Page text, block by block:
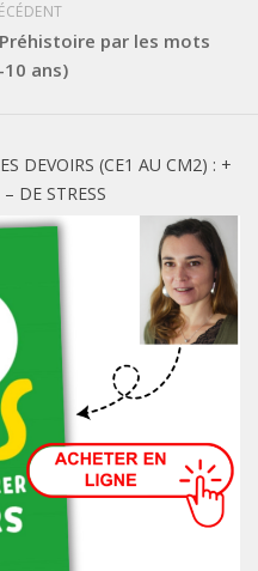
par les mots
ans)
DEVOIRS (CE1 AU CM2) : +
DE STRESS